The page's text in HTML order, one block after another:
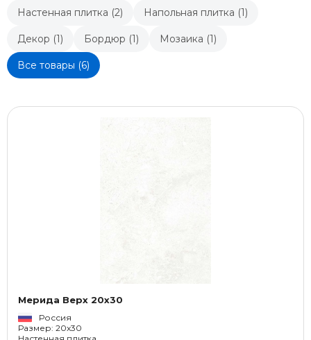
Настенная плитка (2) Напольная плитка (1)
Декор (1) Бордюр (1) Мозаика (1)
Все товары (6)
Мерида Верх 20x30
Россия
Размер: 20x30